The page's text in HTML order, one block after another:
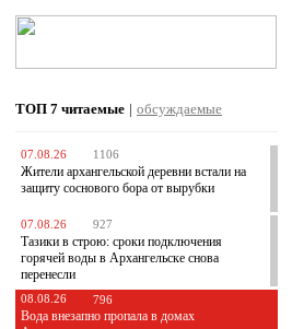
ТОП 7 читаемые | обсуждаемые
07.08.26 1106
Жители архангельской деревни встали на
защиту соснового бора от вырубки
07.08.26 927
Тазики в строю: сроки подключения
горячей воды в Архангельске снова
перенесли
08.08.26 796
Вода внезапно пропала в домах